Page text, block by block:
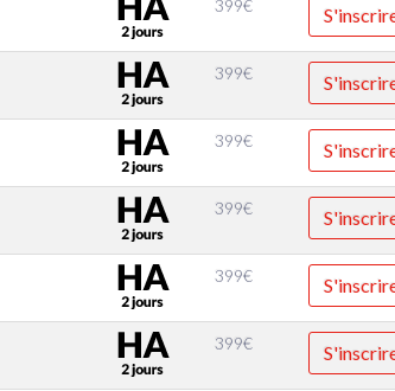
399€
399€
399€
399€
399€
399€